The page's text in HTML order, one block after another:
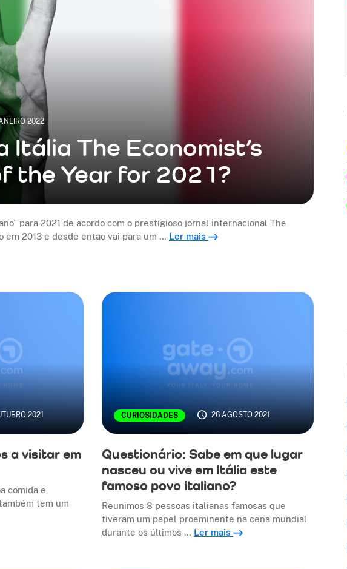
2022
Itália The Economist’s
the Year for 2021?
para 2021 de acordo com o prestigioso jornal internacional The
em 2013 e desde então vai para um … Ler mais
2021
a visitar em
comida e
tem um
CURIOSIDADES 26 AGOSTO 2021
Questionário: Sabe em que lugar
nasceu ou vive em Itália este
famoso povo italiano?
Reunimos 8 pessoas italianas famosas que
tiveram um papel proeminente na cena mundial
durante os últimos … Ler mais